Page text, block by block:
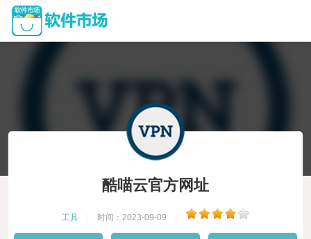
酷喵云官方网址
工具 时间：2023-09-09